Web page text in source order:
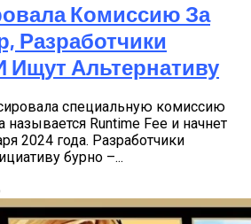
Комиссию За
Разработчики
Альтернативу
специальную комиссию
называется Runtime Fee и начнет
2024 года. Разработчики
бурно –...